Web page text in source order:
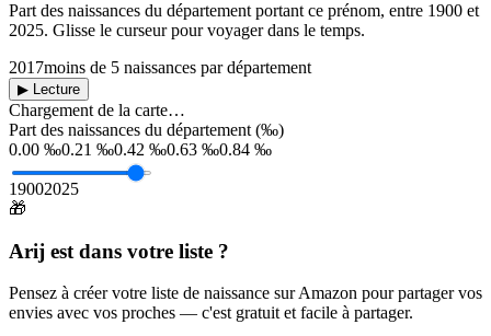
Part des naissances du département portant ce prénom, entre 1900 et
2025. Glisse le curseur pour voyager dans le temps.
2017moins de 5 naissances par département
▶ Lecture
Chargement de la carte…
Part des naissances du département (‰)
0.00 ‰0.21 ‰0.42 ‰0.63 ‰0.84 ‰
19002025
🎁
Arij est dans votre liste ?
Pensez à créer votre liste de naissance sur Amazon pour partager vos
envies avec vos proches — c'est gratuit et facile à partager.